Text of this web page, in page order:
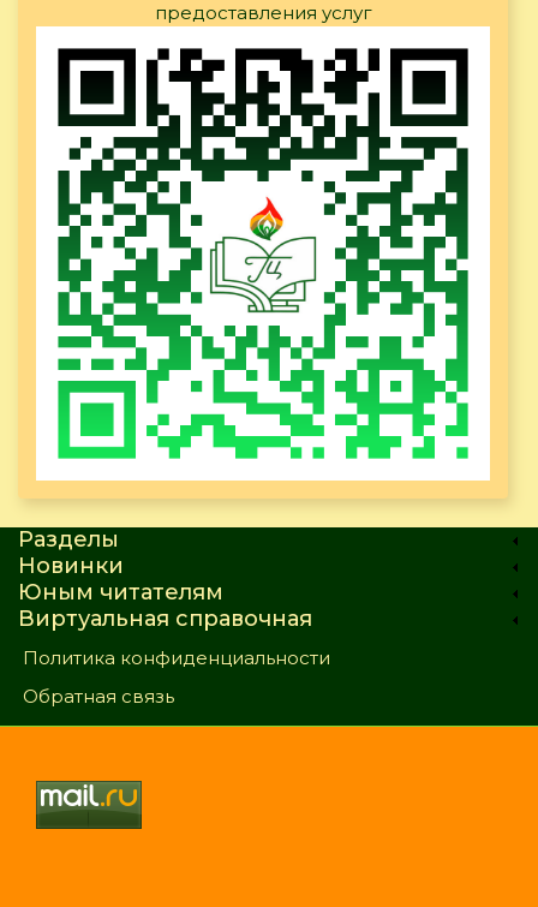
предоставления услуг
Разделы
Новинки
Юным читателям
Виртуальная справочная
Политика конфиденциальности
Обратная связь